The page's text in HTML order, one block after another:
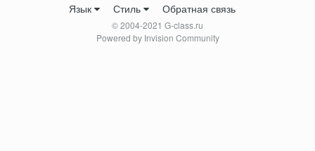
Язык Стиль Обратная связь
© 2004-2021 G-class.ru
Powered by Invision Community